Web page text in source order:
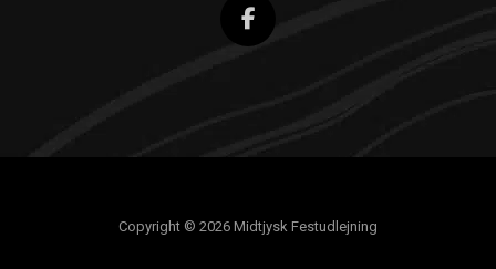
Copyright © 2026 Midtjysk Festudlejning